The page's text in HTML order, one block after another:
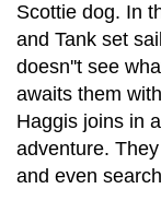
Scottie dog. In
and Tank set
doesn''t see
awaits them
Haggis joins in
adventure.
and even